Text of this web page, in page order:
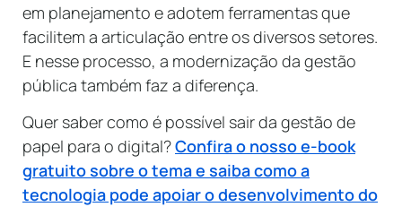
em planejamento e adotem ferramentas que
facilitem a articulação entre os diversos setores.
E nesse processo, a modernização da gestão
pública também faz a diferença.
Quer saber como é possível sair da gestão de
papel para o digital?Confira o nosso e-book
gratuito sobre o tema e saiba como a
tecnologia pode apoiar o desenvolvimento do